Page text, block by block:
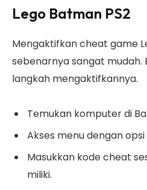
Lego Batman PS2
Mengaktifkan cheat game
sebenarnya sangat mudah.
langkah mengaktifkannya.
Temukan komputer di
Akses menu dengan opsi
Masukkan kode cheat
miliki.